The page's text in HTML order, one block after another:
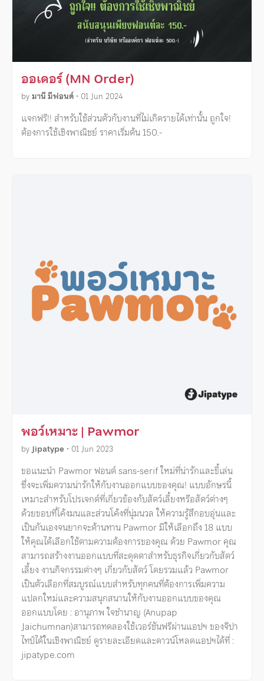
ออเดอร์ (MN Order)
byมานี มีฟอนต์ • 01 Jun 2024
แจกฟรี!! สำหรับใช้ส่วนตัวกับงานที่ไม่เกิดรายได้เท่านั้น ถูกใจ!
ต้องการใช้เชิงพาณิชย์ ราคาเริ่มต้น 150.-
พอว์เหมาะ | Pawmor
byJipatype • 01 Jun 2023
ขอแนะนำ Pawmor ฟอนต์ sans-serif ใหม่ที่น่ารักและขี้เล่น
ซึ่งจะเพิ่มความน่ารักให้กับงานออกแบบของคุณ! แบบอักษรนี้
เหมาะสำหรับโปรเจกต์ที่เกี่ยวข้องกับสัตว์เลี้ยงหรือสัตว์ต่างๆ
ด้วยขอบที่โค้งมนและส่วนโค้งที่นุ่มนวล ให้ความรู้สึกอบอุ่นและ
เป็นกันเองจนยากจะต้านทาน Pawmor มีให้เลือกถึง 18 แบบ
ให้คุณได้เลือกใช้ตามความต้องการของคุณ ด้วย Pawmor คุณ
สามารถสร้างงานออกแบบที่สะดุดตาสำหรับธุรกิจเกี่ยวกับสัตว์
เลี้ยง งานกิจกรรมต่างๆ เกี่ยวกับสัตว์ โดยรวมแล้ว Pawmor
เป็นตัวเลือกที่สมบูรณ์แบบสำหรับทุกคนที่ต้องการเพิ่มความ
แปลกใหม่และความสนุกสนานให้กับงานออกแบบของคุณ
ออกแบบโดย : อานุภาพ ใจชำนาญ (Anupap
Jaichumnan)สามารถทดลองใช้เวอร์ชันฟรีผ่านแอปฯ ของจิปา
ไทป์ได้ในเชิงพาณิชย์ ดูรายละเอียดและดาวน์โหลดแอปฯได้ที่ :
jipatype.com